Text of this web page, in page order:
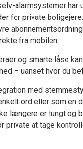
alarmsystemer har
for private
fra mobilen.
og smarte låse
– uanset hvor du
med
ord eller som en
længere er tungt
private at tage